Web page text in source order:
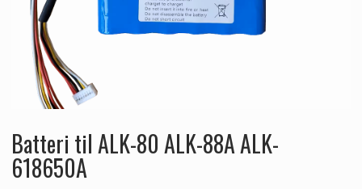
Batteri til ALK-80 ALK-88A ALK-
618650A